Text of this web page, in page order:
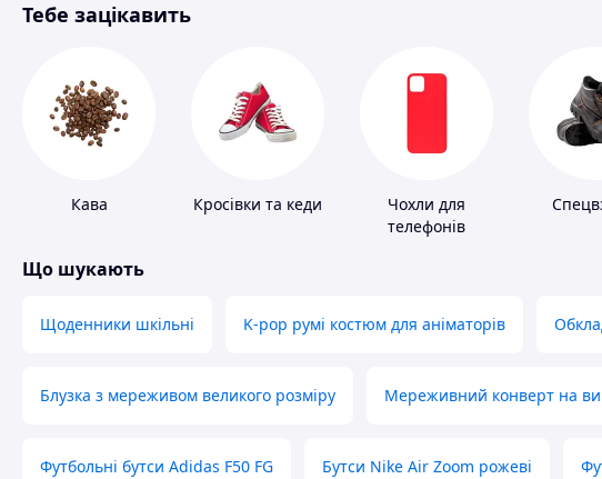
Спорт і відпочинок
Тебе зацікавить
Кава Кросівки та кеди
Чохли для
телефонів
Що шукають
Щоденники шкільні K-pop румі костюм для аніматорів
Блузка з мереживом великого розміру Мереживний конверт на
Футбольні бутси Adidas F50 FG Бутси Nike Air Zoom рожеві